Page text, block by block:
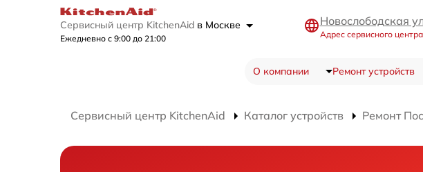
Сервисный центр KitchenAid в Москве
Ежедневно с 9:00 до 21:00
Новослободская
Адрес сервисного
О компании Ремонт устройств
Сервисный центр KitchenAid Каталог устройств Ремонт